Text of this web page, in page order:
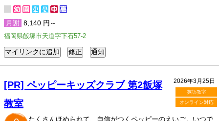
月謝 8,140 円～
福岡県飯塚市天道字下石57-2
2026年3月25日
英語教室
オンライン対応
[PR] ペッピーキッズクラブ 第2飯塚
教室
たくさんほめられて、自信がつくペッピーのえいご。いつで